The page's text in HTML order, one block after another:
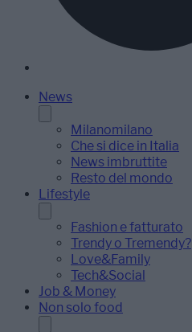
News
Milanomilano
Che si dice in Italia
News imbruttite
Resto del mondo
Lifestyle
Fashion e fatturato
Trendy o Tremendy?
Love&Family
Tech&Social
Job & Money
Non solo food